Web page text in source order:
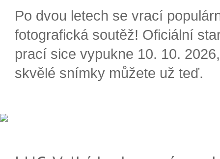
Po dvou letech se vrací
fotografická soutěž! Oficiální
prací sice vypukne 10. 10.
skvělé snímky můžete už teď.